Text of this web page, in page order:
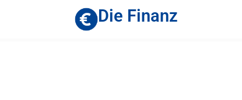
Die Finanz